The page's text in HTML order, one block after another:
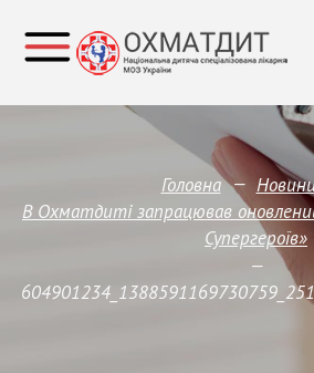
Головна —
В Охматдиті запрацював
Супергероїв»
—